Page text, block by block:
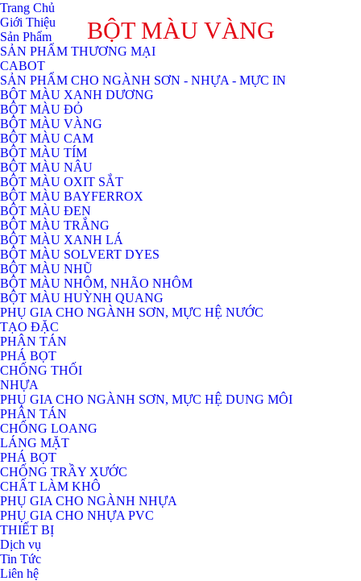
Trang Chủ
Giới Thiệu
Sản Phẩm
SẢN PHẨM THƯƠNG MẠI
CABOT
SẢN PHẨM CHO NGÀNH SƠN - NHỰA - MỰC IN
BỘT MÀU XANH DƯƠNG
BỘT MÀU ĐỎ
BỘT MÀU VÀNG
BỘT MÀU CAM
BỘT MÀU TÍM
BỘT MÀU NÂU
BỘT MÀU OXIT SẮT
BỘT MÀU BAYFERROX
BỘT MÀU ĐEN
BỘT MÀU TRẮNG
BỘT MÀU XANH LÁ
BỘT MÀU SOLVERT DYES
BỘT MÀU NHŨ
BỘT MÀU NHÔM, NHÃO NHÔM
BỘT MÀU HUỲNH QUANG
PHỤ GIA CHO NGÀNH SƠN, MỰC HỆ NƯỚC
TẠO ĐẶC
PHÂN TÁN
PHÁ BỌT
CHỐNG THỐI
NHỰA
PHỤ GIA CHO NGÀNH SƠN, MỰC HỆ DUNG MÔI
PHÂN TÁN
CHỐNG LOANG
LÁNG MẶT
PHÁ BỌT
CHỐNG TRẦY XƯỚC
CHẤT LÀM KHÔ
PHỤ GIA CHO NGÀNH NHỰA
PHỤ GIA CHO NHỰA PVC
THIẾT BỊ
Dịch vụ
Tin Tức
Liên hệ
BỘT MÀU VÀNG